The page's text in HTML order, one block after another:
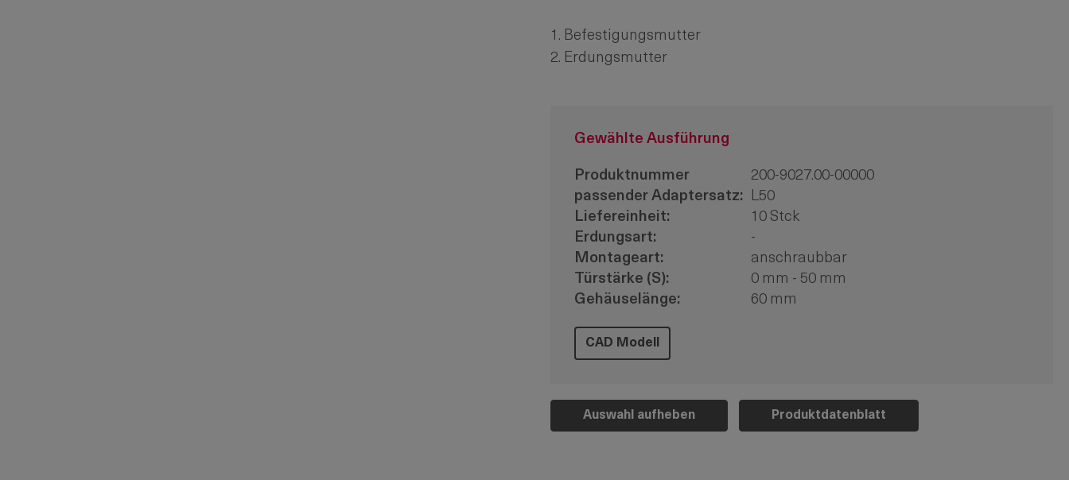
1. Befestigungsmutter
2. Erdungsmutter
Gewählte Ausführung
Produktnummer
200-9027.00-00000
passender Adaptersatz:
L50
Liefereinheit:
10 Stck
Erdungsart:
-
Montageart:
anschraubbar
Türstärke (S):
0 mm - 50 mm
Gehäuselänge:
60 mm
CAD Modell
Auswahl aufheben Produktdatenblatt